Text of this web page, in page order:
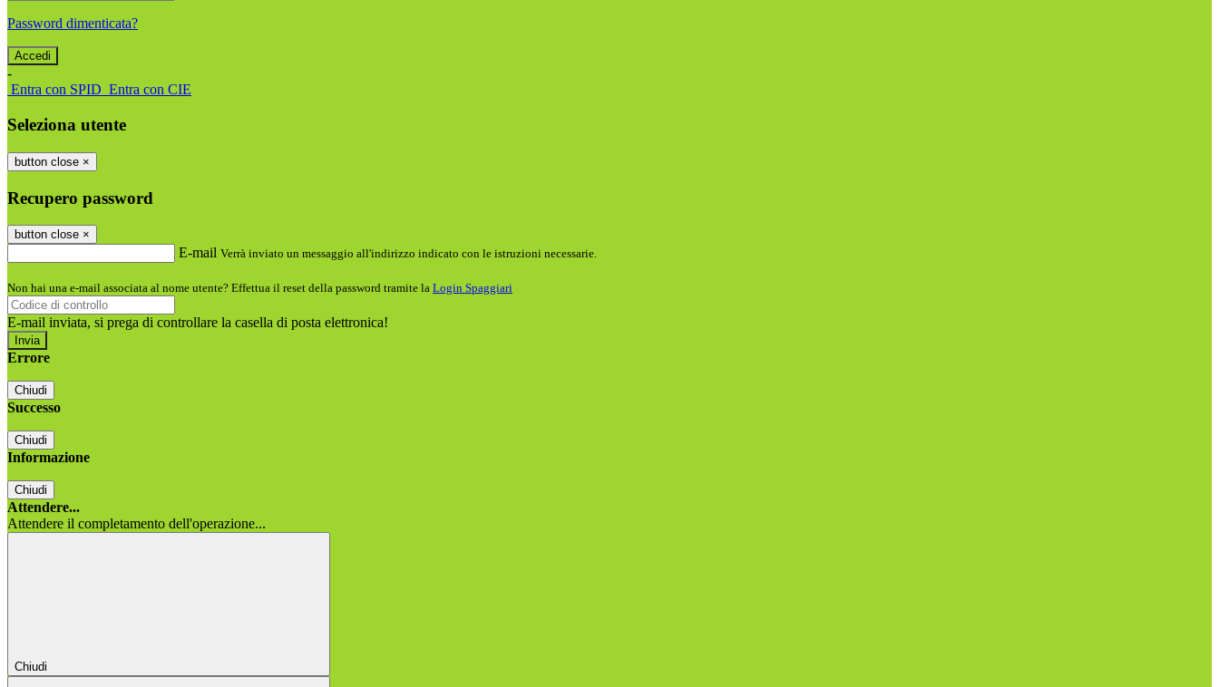
Password dimenticata?
-
Entra con SPID Entra con CIE
Seleziona utente
button close ×
Recupero password
button close ×
E-mail Verrà inviato un messaggio all'indirizzo indicato con le istruzioni necessarie.
Non hai una e-mail associata al nome utente? Effettua il reset della password tramite la Login Spaggiari
E-mail inviata, si prega di controllare la casella di posta elettronica!
Errore
Chiudi
Successo
Chiudi
Informazione
Chiudi
Attendere...
Attendere il completamento dell'operazione...
Chiudi